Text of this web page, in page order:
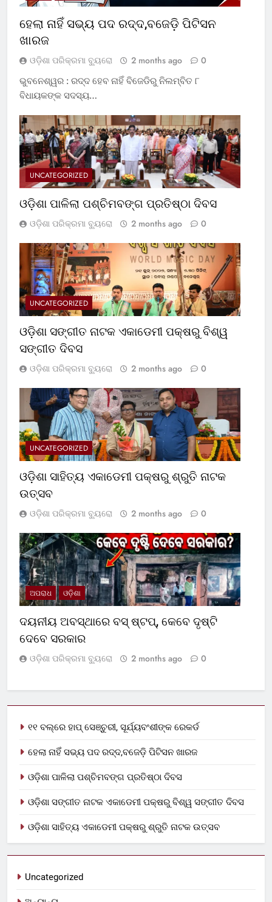
ହେଲା ନାହିଁ ସଭ୍ୟ ପଦ ରଦ୍ଦ,ବଜେଡ଼ି ପିଟିସନ
ଖାରଜ
ଓଡ଼ିଶା ପରିକ୍ରମା ବ୍ୟୁରୋ 2 months ago 0
ଭୁବନେଶ୍ୱର : ରଦ୍ଦ ହେବ ନାହିଁ ବିଜେଡିରୁ ନିଲମ୍ବିତ ୮
ବିଧାୟକଙ୍କ ସଦସ୍ୟ…
UNCATEGORIZED
ଓଡ଼ିଶା ପାଳିଲା ପଶ୍ଚିମବଙ୍ଗ ପ୍ରତିଷ୍ଠା ଦିବସ
ଓଡ଼ିଶା ପରିକ୍ରମା ବ୍ୟୁରୋ 2 months ago 0
UNCATEGORIZED
ଓଡ଼ିଶା ସଙ୍ଗୀତ ନାଟକ ଏକାଡେମୀ ପକ୍ଷରୁ ବିଶ୍ୱ
ସଙ୍ଗୀତ ଦିବସ
ଓଡ଼ିଶା ପରିକ୍ରମା ବ୍ୟୁରୋ 2 months ago 0
UNCATEGORIZED
ଓଡ଼ିଶା ସାହିତ୍ୟ ଏକାଡେମୀ ପକ୍ଷରୁ ଶ୍ରୁତି ନାଟକ
ଉତ୍ସବ
ଓଡ଼ିଶା ପରିକ୍ରମା ବ୍ୟୁରୋ 2 months ago 0
ଅପରାଧ ଓଡ଼ିଶା
ଦୟନୀୟ ଅବସ୍ଥାରେ ବସ୍‌ ଷ୍ଟପ୍‌, କେବେ ଦୃଷ୍ଟି
ଦେବେ ସରକାର
ଓଡ଼ିଶା ପରିକ୍ରମା ବ୍ୟୁରୋ 2 months ago 0
୧୧ ବଲ୍‌ରେ ହାପ୍ ସେଞ୍ଚୁରୀ, ସୂର୍ଯ୍ୟବଂଶୀଙ୍କ ରେକର୍ଡ
ହେଲା ନାହିଁ ସଭ୍ୟ ପଦ ରଦ୍ଦ,ବଜେଡ଼ି ପିଟିସନ ଖାରଜ
ଓଡ଼ିଶା ପାଳିଲା ପଶ୍ଚିମବଙ୍ଗ ପ୍ରତିଷ୍ଠା ଦିବସ
ଓଡ଼ିଶା ସଙ୍ଗୀତ ନାଟକ ଏକାଡେମୀ ପକ୍ଷରୁ ବିଶ୍ୱ ସଙ୍ଗୀତ ଦିବସ
ଓଡ଼ିଶା ସାହିତ୍ୟ ଏକାଡେମୀ ପକ୍ଷରୁ ଶ୍ରୁତି ନାଟକ ଉତ୍ସବ
Uncategorized